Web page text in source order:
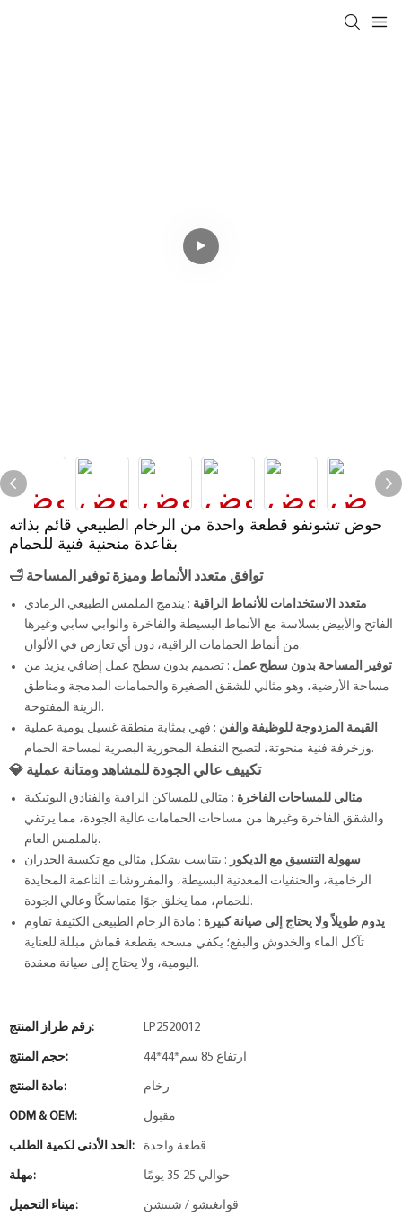
حوض تشونفو قطعة واحدة من الرخام الطبيعي قائم بذاته
بقاعدة منحنية فنية للحمام
🛁 توافق متعدد الأنماط وميزة توفير المساحة
متعدد الاستخدامات للأنماط الراقية : يندمج الملمس الطبيعي الرمادي
الفاتح والأبيض بسلاسة مع الأنماط البسيطة والفاخرة والوابي سابي وغيرها
من أنماط الحمامات الراقية، دون أي تعارض في الألوان.
توفير المساحة بدون سطح عمل : تصميم بدون سطح عمل إضافي يزيد من
مساحة الأرضية، وهو مثالي للشقق الصغيرة والحمامات المدمجة ومناطق
الزينة المفتوحة.
القيمة المزدوجة للوظيفة والفن : فهي بمثابة منطقة غسيل يومية عملية
وزخرفة فنية منحوتة، لتصبح النقطة المحورية البصرية لمساحة الحمام.
💎 تكييف عالي الجودة للمشاهد ومتانة عملية
مثالي للمساحات الفاخرة : مثالي للمساكن الراقية والفنادق البوتيكية
والشقق الفاخرة وغيرها من مساحات الحمامات عالية الجودة، مما يرتقي
بالملمس العام.
سهولة التنسيق مع الديكور : يتناسب بشكل مثالي مع تكسية الجدران
الرخامية، والحنفيات المعدنية البسيطة، والمفروشات الناعمة المحايدة
للحمام، مما يخلق جوًا متماسكًا وعالي الجودة.
يدوم طويلاً ولا يحتاج إلى صيانة كبيرة : مادة الرخام الطبيعي الكثيفة تقاوم
تآكل الماء والخدوش والبقع؛ يكفي مسحه بقطعة قماش مبللة للعناية
اليومية، ولا يحتاج إلى صيانة معقدة.
رقم طراز المنتج: LP2520012
حجم المنتج: 44*44*ارتفاع 85 سم
مادة المنتج: رخام
ODM & OEM: مقبول
الحد الأدنى لكمية الطلب: قطعة واحدة
مهلة: حوالي 25-35 يومًا
ميناء التحميل: قوانغتشو / شنتشن